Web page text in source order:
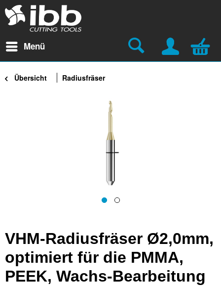
Menü
Übersicht Radiusfräser
VHM-Radiusfräser Ø2,0mm,
optimiert für die PMMA,
PEEK, Wachs-Bearbeitung